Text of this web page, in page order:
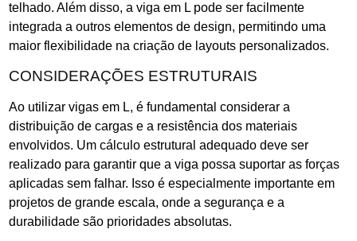
telhado. Além disso, a viga em L pode ser facilmente
integrada a outros elementos de design, permitindo uma
maior flexibilidade na criação de layouts personalizados.
CONSIDERAÇÕES ESTRUTURAIS
Ao utilizar vigas em L, é fundamental considerar a
distribuição de cargas e a resistência dos materiais
envolvidos. Um cálculo estrutural adequado deve ser
realizado para garantir que a viga possa suportar as forças
aplicadas sem falhar. Isso é especialmente importante em
projetos de grande escala, onde a segurança e a
durabilidade são prioridades absolutas.